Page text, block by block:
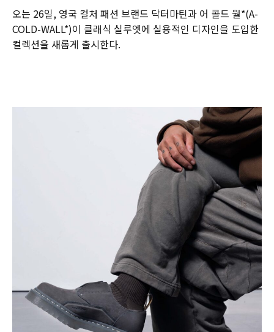
오는 26일, 영국 컬처 패션 브랜드 닥터마틴과 어 콜드 월*(A-
COLD-WALL*)이 클래식 실루엣에 실용적인 디자인을 도입한
컬렉션을 새롭게 출시한다.